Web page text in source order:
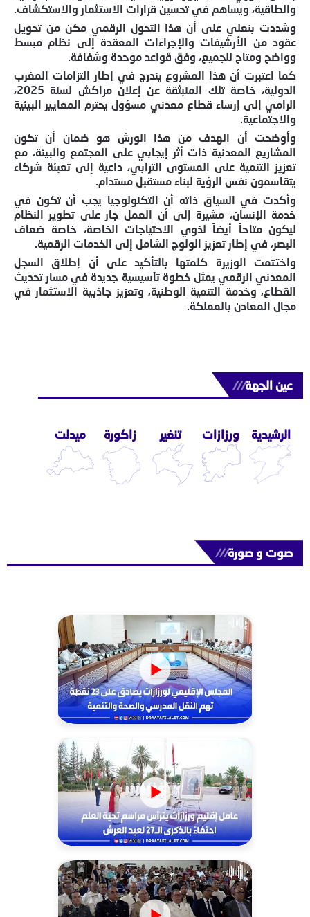
والطاقية، ويساهم في تحسين قرارات الاستثمار والاستكشاف.
وشددت بنعلي على أن هذا التحول الرقمي مكن من تحويل
عقود من الأرشيفات والإجراءات المعقدة إلى نظام مبسط
وواضح ومتاح للجميع، وفق قواعد موحدة وشفافة.
كما اعتبرت أن هذا المشروع يندرج في إطار التزامات المغرب
الدولية، خاصة تلك المنبثقة عن إعلان مراكش لسنة 2025،
الرامي إلى إرساء قطاع معدني مسؤول يحترم المعايير البيئية
والاجتماعية.
وأوضحت أن الهدف من هذا الورش هو ضمان أن تكون
المشاريع المعدنية ذات أثر إيجابي على المجتمع والبيئة، مع
تعزيز التنمية على المستوى الترابي، داعية إلى تعبئة شركاء
يتقاسمون نفس الرؤية لبناء مستقبل مستدام.
وأكدت في السياق ذاته أن التكنولوجيا يجب أن تكون في
خدمة الإنسان، مشيرة إلى أن العمل جار على تطوير النظام
ليكون متاحاً أيضاً لذوي الاحتياجات الخاصة، خاصة ضعاف
البصر، في إطار تعزيز الولوج الشامل إلى الخدمات الرقمية.
واختتمت الوزيرة كلمتها بالتأكيد على أن إطلاق السجل
المعدني الرقمي يمثل خطوة تأسيسية جديدة في مسار تحديث
القطاع، وخدمة التنمية الوطنية، وتعزيز جاذبية الاستثمار في
مجال المعادن بالمملكة.
عين الجهة///
الرشيدية ورزازات تنغير زاكورة ميدلت
صوت و صورة///